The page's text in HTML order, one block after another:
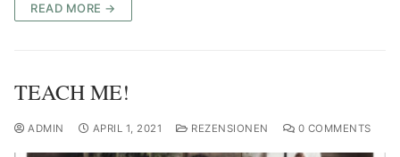
READ MORE →
TEACH ME!
ADMIN APRIL 1, 2021 REZENSIONEN 0 COMMENTS